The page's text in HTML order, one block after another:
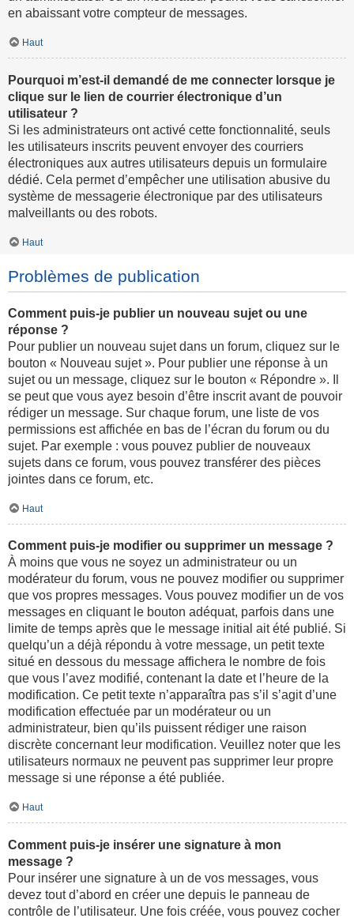
en abaissant votre compteur de messages.
Haut
Pourquoi m’est-il demandé de me connecter lorsque je
clique sur le lien de courrier électronique d’un
utilisateur ?
Si les administrateurs ont activé cette fonctionnalité, seuls
les utilisateurs inscrits peuvent envoyer des courriers
électroniques aux autres utilisateurs depuis un formulaire
dédié. Cela permet d’empêcher une utilisation abusive du
système de messagerie électronique par des utilisateurs
malveillants ou des robots.
Haut
Problèmes de publication
Comment puis-je publier un nouveau sujet ou une
réponse ?
Pour publier un nouveau sujet dans un forum, cliquez sur le
bouton « Nouveau sujet ». Pour publier une réponse à un
sujet ou un message, cliquez sur le bouton « Répondre ». Il
se peut que vous ayez besoin d’être inscrit avant de pouvoir
rédiger un message. Sur chaque forum, une liste de vos
permissions est affichée en bas de l’écran du forum ou du
sujet. Par exemple : vous pouvez publier de nouveaux
sujets dans ce forum, vous pouvez transférer des pièces
jointes dans ce forum, etc.
Haut
Comment puis-je modifier ou supprimer un message ?
À moins que vous ne soyez un administrateur ou un
modérateur du forum, vous ne pouvez modifier ou supprimer
que vos propres messages. Vous pouvez modifier un de vos
messages en cliquant le bouton adéquat, parfois dans une
limite de temps après que le message initial ait été publié. Si
quelqu’un a déjà répondu à votre message, un petit texte
situé en dessous du message affichera le nombre de fois
que vous l’avez modifié, contenant la date et l’heure de la
modification. Ce petit texte n’apparaîtra pas s’il s’agit d’une
modification effectuée par un modérateur ou un
administrateur, bien qu’ils puissent rédiger une raison
discrète concernant leur modification. Veuillez noter que les
utilisateurs normaux ne peuvent pas supprimer leur propre
message si une réponse a été publiée.
Haut
Comment puis-je insérer une signature à mon
message ?
Pour insérer une signature à un de vos messages, vous
devez tout d’abord en créer une depuis le panneau de
contrôle de l’utilisateur. Une fois créée, vous pouvez cocher